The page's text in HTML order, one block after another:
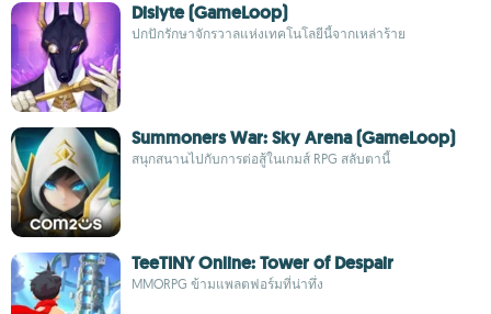
Dislyte (GameLoop)
ปกปักรักษาจักรวาลแห่งเทคโนโลยีนี้จากเหล่าร้าย
Summoners War: Sky Arena (GameLoop)
สนุกสนานไปกับการต่อสู้ในเกมส์ RPG สลับตานี้
TeeTINY Online: Tower of Despair
MMORPG ข้ามแพลตฟอร์มที่น่าทึ่ง